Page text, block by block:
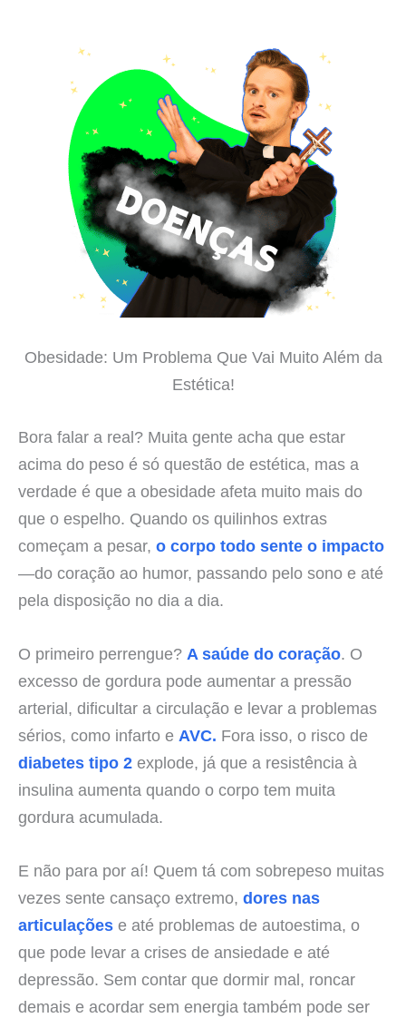
Obesidade: Um Problema Que Vai Muito Além da
Estética!
Bora falar a real? Muita gente acha que estar
acima do peso é só questão de estética, mas a
verdade é que a obesidade afeta muito mais do
que o espelho. Quando os quilinhos extras
começam a pesar, o corpo todo sente o impacto
—do coração ao humor, passando pelo sono e até
pela disposição no dia a dia.
O primeiro perrengue? A saúde do coração. O
excesso de gordura pode aumentar a pressão
arterial, dificultar a circulação e levar a problemas
sérios, como infarto e AVC. Fora isso, o risco de
diabetes tipo 2 explode, já que a resistência à
insulina aumenta quando o corpo tem muita
gordura acumulada.
E não para por aí! Quem tá com sobrepeso muitas
vezes sente cansaço extremo, dores nas
articulações e até problemas de autoestima, o
que pode levar a crises de ansiedade e até
depressão. Sem contar que dormir mal, roncar
demais e acordar sem energia também pode ser